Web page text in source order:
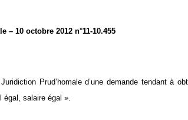
– 10 octobre 2012 n°11-10.455
Prud’homale d’une demande tendant à
égal, salaire égal ».